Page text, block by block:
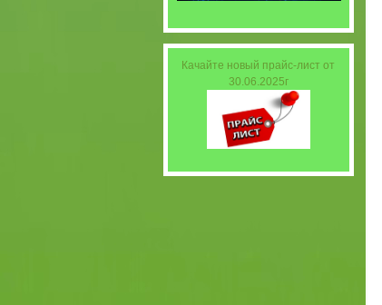
Качайте новый прайс-лист от
30.06.2025г